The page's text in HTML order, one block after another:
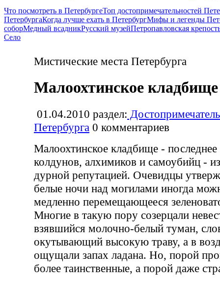
Что посмотреть в ПетербургеТоп достопримечательностей
ПетербургаКогда лучше ехать в ПетербургМифы и легенды
соборМедный всадникРусский музейПетропавловская
Село
Мистические места Петербурга
Малоохтинское кладбище
01.04.2010 раздел:
Петербурга 0 комментариев
Малоохтинское кладбище -
колдунов, алхимиков и самоубийц -
дурной репутацией. Очевидцы
белые ночи над могилами иногда
медленно перемещающееся
Многие в такую пору созерцали
взявшийся молочно-белый туман,
окутывающий высокую траву, а в
ощущали запах ладана. Но, порой
более таинственные, а порой даже